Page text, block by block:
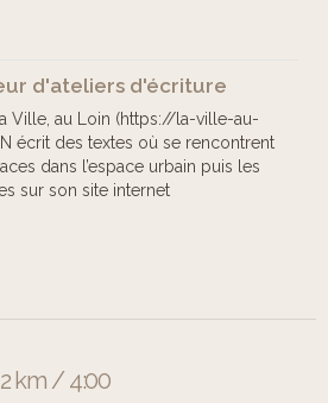
par le Collectif La
animé par Xavier
par la Région
son dispositif "Aide
artistique et
lycées et les CFA".
tient tout
d'ateliers d'écriture
Ville, au Loin (https://la-ville-au-
écrit des textes où se rencontrent
dans l’espace urbain puis les
sur son site internet
km / 4:00